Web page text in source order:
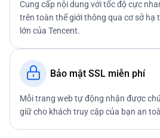
Cung cấp nội dung với tốc độ cực
trên toàn thế giới thông qua cơ sở hạ
lớn của Tencent.
Bảo mật SSL miễn phí
Mỗi trang web tự động nhận được
giữ cho khách truy cập của bạn an